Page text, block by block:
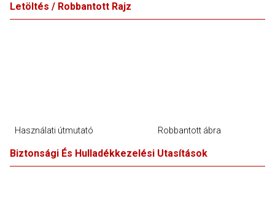
Letöltés / Robbantott Rajz
Használati útmutató Robbantott ábra
Biztonsági És Hulladékkezelési Utasítások